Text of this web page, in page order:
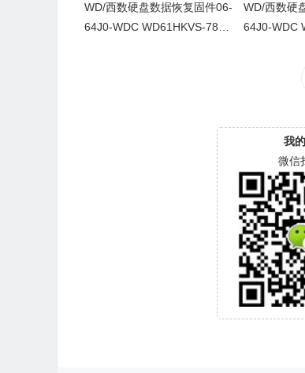
WD/西数硬盘数据恢复固件06-
64J0-WDC WD61HKVS-78AU
WD/西数硬
64J0-WDC
43CAS-
我
微信